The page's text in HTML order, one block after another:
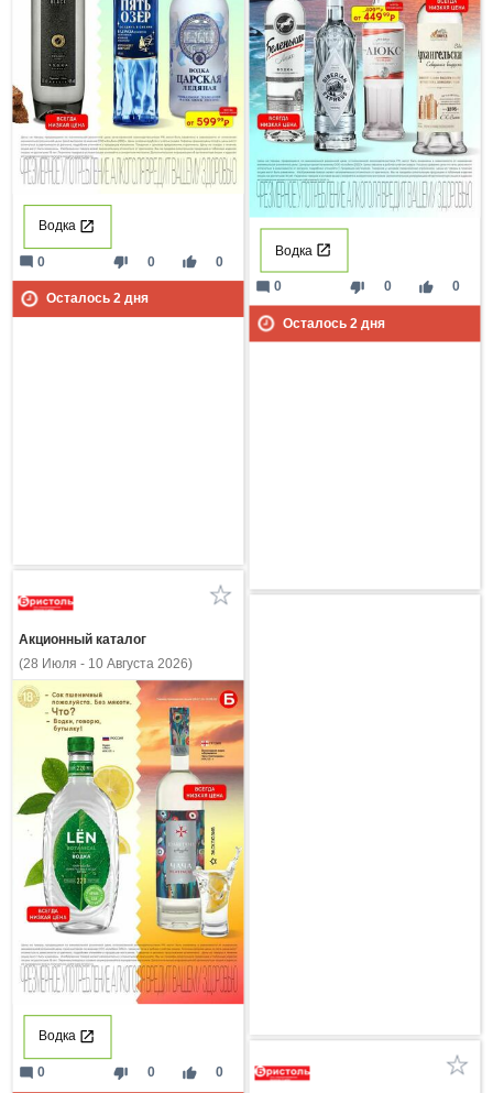
Водка
thumb_down 0 thumb_up 0
mode_comment 0
Осталось 2дня
Водка
thumb_down 0 thumb_up 0
mode_comment 0
Осталось 2 дня
Акционный каталог
(28 Июля - 10 Августа 2026)
Водка
thumb_down 0 thumb_up 0
mode_comment 0